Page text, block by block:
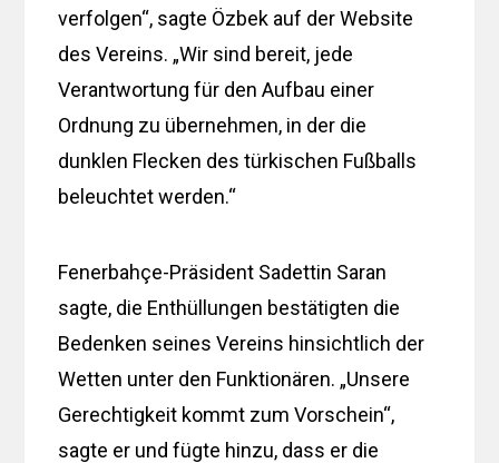
verfolgen“, sagte Özbek auf der Website
des Vereins. „Wir sind bereit, jede
Verantwortung für den Aufbau einer
Ordnung zu übernehmen, in der die
dunklen Flecken des türkischen Fußballs
beleuchtet werden.“
Fenerbahçe-Präsident Sadettin Saran
sagte, die Enthüllungen bestätigten die
Bedenken seines Vereins hinsichtlich der
Wetten unter den Funktionären. „Unsere
Gerechtigkeit kommt zum Vorschein“,
sagte er und fügte hinzu, dass er die